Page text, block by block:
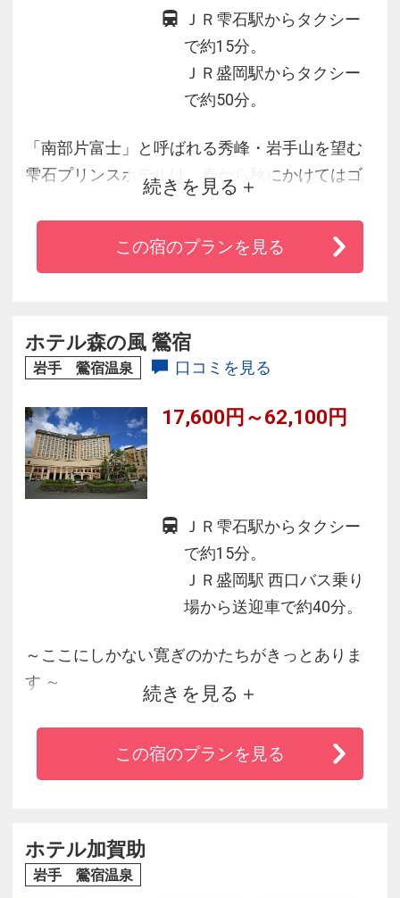
ＪＲ雫石駅からタクシー
で約15分。
ＪＲ盛岡駅からタクシー
で約50分。
「南部片富士」と呼ばれる秀峰・岩手山を望む
雫石プリンスホテルは、春から秋にかけてはゴ
ルフ、冬はスキー、そして周辺には、「小岩井
農場」や「盛岡手づくり村」などもあり、観光
にもご利用できます。また温泉露天風呂もあ
続きを見る
この宿のプランを見る
ホテル森の風 鶯宿
岩手 鶯宿温泉 口コミを見る
17,600円～62,100円
ＪＲ雫石駅からタクシー
で約15分。
ＪＲ盛岡駅 西口バス乗り
場から送迎車で約40分。
～ここにしかない寛ぎのかたちがきっとありま
す ～
◆ご夕食は、地元食材にこだわった五感で楽し
む卓上の四季『創作和食』をご賞味下さい。
綺麗なライトアップも！
◆お祭り広場では太鼓ショーや縁日など子ども
続きを見る
この宿のプランを見る
ホテル加賀助
岩手 鶯宿温泉